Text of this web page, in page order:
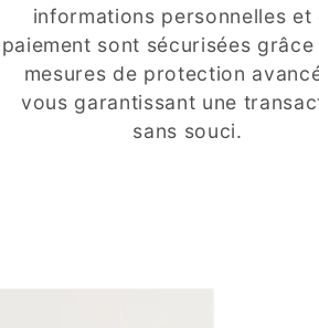
informations personnelles et
paiement sont sécurisées grâce
mesures de protection
vous garantissant une
sans souci.